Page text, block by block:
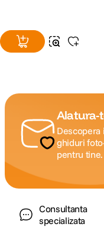
Alatura-
Descopera
ghiduri
pentru tine.
Consultanta
specializata